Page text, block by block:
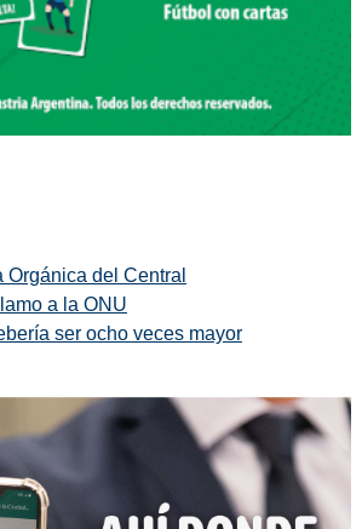
Orgánica del Central
a la ONU
ser ocho veces mayor